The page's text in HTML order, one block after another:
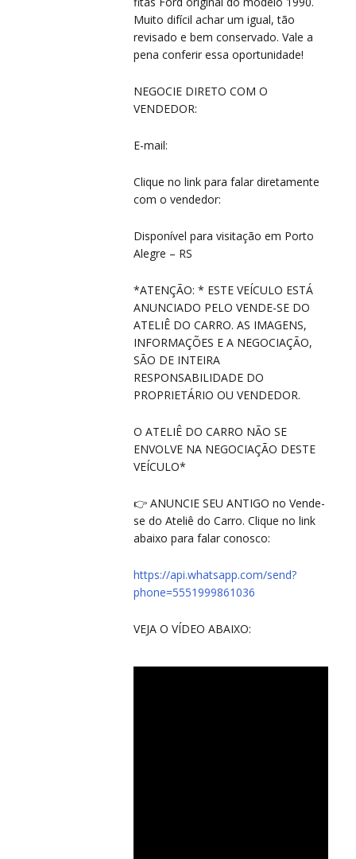
Muito difícil achar um igual, tão
revisado e bem conservado. Vale a
pena conferir essa oportunidade!
NEGOCIE DIRETO COM O
VENDEDOR:
E-mail:
Clique no link para falar diretamente
com o vendedor:
Disponível para visitação em Porto
Alegre – RS
*ATENÇÃO: * ESTE VEÍCULO ESTÁ
ANUNCIADO PELO VENDE-SE DO
ATELIÊ DO CARRO. AS IMAGENS,
INFORMAÇÕES E A NEGOCIAÇÃO,
SÃO DE INTEIRA
RESPONSABILIDADE DO
PROPRIETÁRIO OU VENDEDOR.
O ATELIÊ DO CARRO NÃO SE
ENVOLVE NA NEGOCIAÇÃO DESTE
VEÍCULO*
👉 ANUNCIE SEU ANTIGO no Vende-
se do Ateliê do Carro. Clique no link
abaixo para falar conosco:
https://api.whatsapp.com/send?
phone=5551999861036
VEJA O VÍDEO ABAIXO: